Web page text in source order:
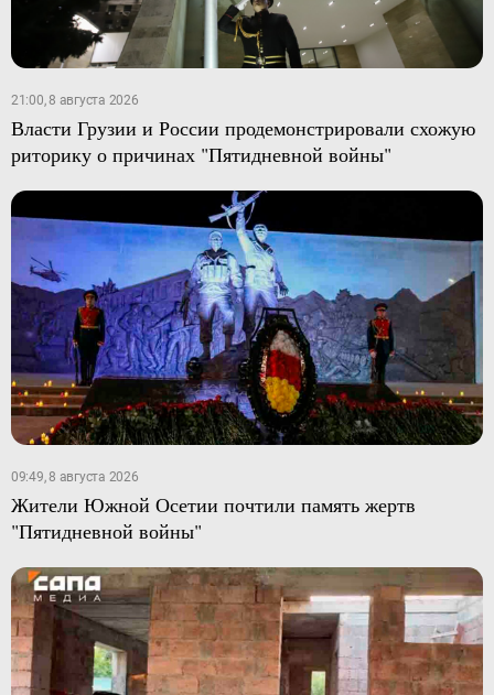
21:00, 8 августа 2026
Власти Грузии и России продемонстрировали схожую
риторику о причинах "Пятидневной войны"
09:49, 8 августа 2026
Жители Южной Осетии почтили память жертв
"Пятидневной войны"